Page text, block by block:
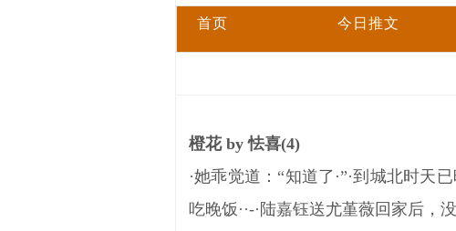
首页 今日推文
橙花 by 怯喜(4)
·她乖觉道：“知道了·”·到城北时天
吃晚饭··-·陆嘉钰送尤堇薇回家后，